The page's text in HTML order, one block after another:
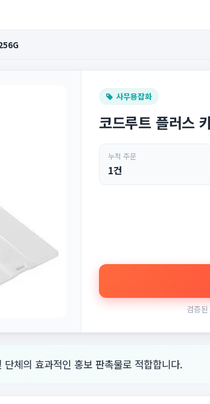
사무용잡화
코드루트 플러스
누적 주문
1건
검증
체의 효과적인 홍보 판촉물로 적합합니다.